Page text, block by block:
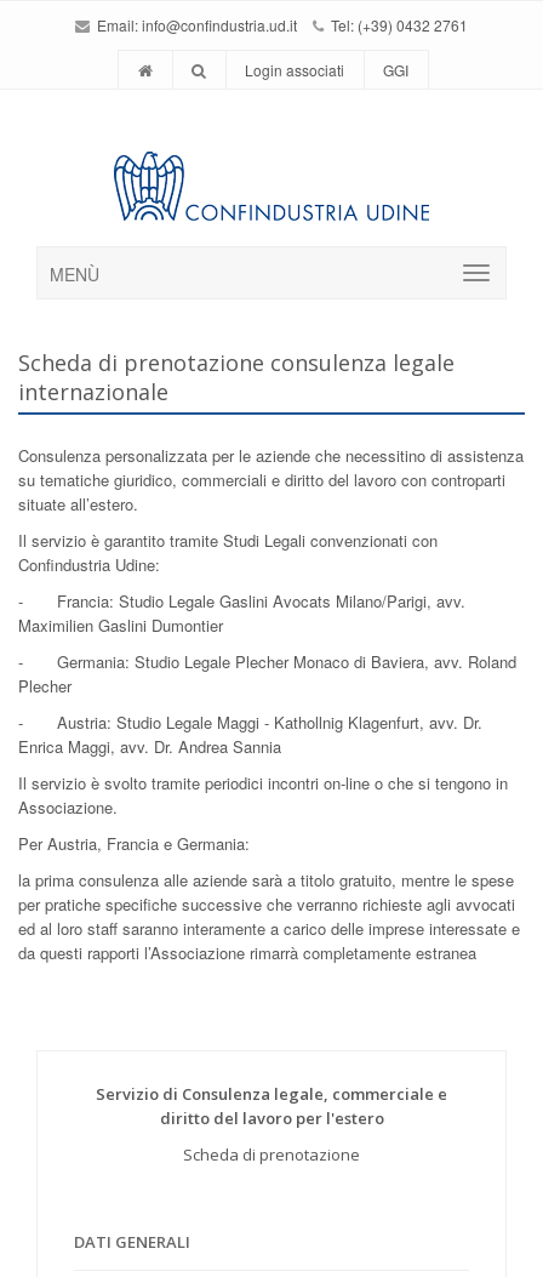
Email:info@confindustria.ud.it Tel: (+39) 0432 2761
Login associati GGI
MENÙ
Scheda di prenotazione consulenza legale
internazionale
Consulenza personalizzata per le aziende che necessitino di assistenza
su tematiche giuridico, commerciali e diritto del lavoro con controparti
situate all’estero.
Il servizio è garantito tramite Studi Legali convenzionati con
Confindustria Udine:
- Francia: Studio Legale Gaslini Avocats Milano/Parigi, avv.
Maximilien Gaslini Dumontier
- Germania: Studio Legale Plecher Monaco di Baviera, avv. Roland
Plecher
- Austria: Studio Legale Maggi - Kathollnig Klagenfurt, avv. Dr.
Enrica Maggi, avv. Dr. Andrea Sannia
Il servizio è svolto tramite periodici incontri on-line o che si tengono in
Associazione.
Per Austria, Francia e Germania:
la prima consulenza alle aziende sarà a titolo gratuito, mentre le spese
per pratiche specifiche successive che verranno richieste agli avvocati
ed al loro staff saranno interamente a carico delle imprese interessate e
da questi rapporti l’Associazione rimarrà completamente estranea
Servizio di Consulenza legale, commerciale e
diritto del lavoro per l'estero
Scheda di prenotazione
DATI GENERALI